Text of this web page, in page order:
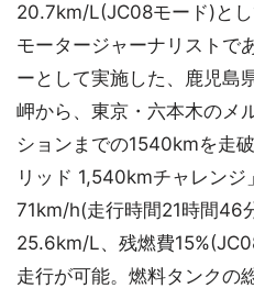
20.7km/L(JC08モード)と
モータージャーナリストで
ーとして実施した、鹿児島
岬から、東京・六本木のメ
ションまでの1540kmを走
リッド 1,540kmチャレンジ
71km/h(走行時間21時間46
25.6km/L、残燃費
走行が可能。燃料タンクの